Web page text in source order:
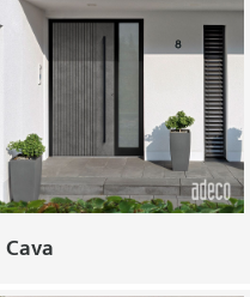
Cava